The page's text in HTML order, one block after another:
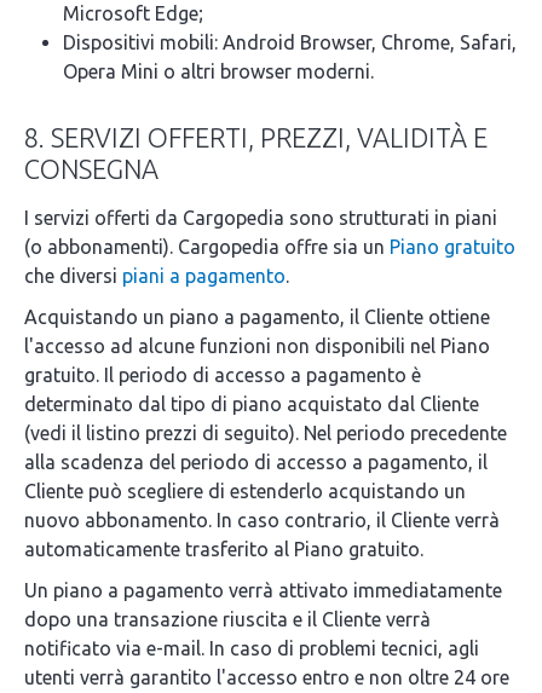
Microsoft Edge;
Dispositivi mobili: Android Browser, Chrome, Safari,
Opera Mini o altri browser moderni.
8. SERVIZI OFFERTI, PREZZI, VALIDITÀ E
CONSEGNA
I servizi offerti da Cargopedia sono strutturati in piani
(o abbonamenti). Cargopedia offre sia un Piano gratuito
che diversi piani a pagamento.
Acquistando un piano a pagamento, il Cliente ottiene
l'accesso ad alcune funzioni non disponibili nel Piano
gratuito. Il periodo di accesso a pagamento è
determinato dal tipo di piano acquistato dal Cliente
(vedi il listino prezzi di seguito). Nel periodo precedente
alla scadenza del periodo di accesso a pagamento, il
Cliente può scegliere di estenderlo acquistando un
nuovo abbonamento. In caso contrario, il Cliente verrà
automaticamente trasferito al Piano gratuito.
Un piano a pagamento verrà attivato immediatamente
dopo una transazione riuscita e il Cliente verrà
notificato via e-mail. In caso di problemi tecnici, agli
utenti verrà garantito l'accesso entro e non oltre 24 ore